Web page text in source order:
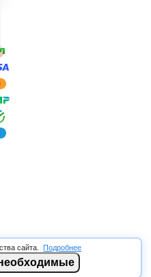
сайта. Подробнее
продажа кабеля
ОГРН